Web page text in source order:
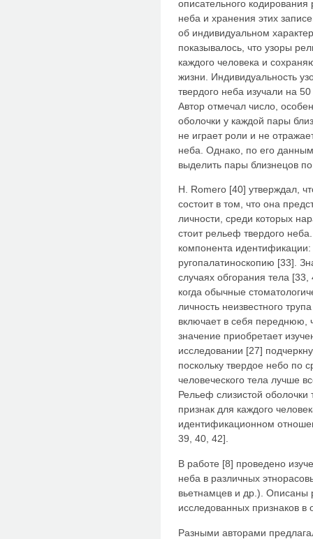
описательного
неба и хранения этих
об индивидуальном
показывалось, что узоры
каждого человека и
жизни. Индивидуальность
твердого неба изучали на
Автор отмечал число,
оболочки у каждой пары
не играет роли и не
неба. Однако, по его
выделить пары близнецов
Н. Romero [40] утверждал,
состоит в том, что она
личности, среди которых
стоит рельеф твердого
компонента
ругопалатиноскопию [33].
случаях обгорания тела
когда обычные
личность неизвестного
включает в себя переднюю,
значение приобретает
исследовании [27]
поскольку твердое небо по
человеческого тела лучше
Рельеф слизистой
признак для каждого
идентификационном
39, 40, 42].
В работе [8] проведено
неба в различных
вьетнамцев и др.).
исследованных признаков в
Разными авторами